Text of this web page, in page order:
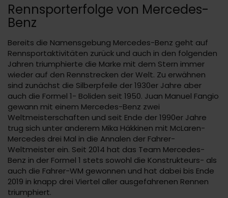
Rennsporterfolge von Mercedes-
Benz
Bereits die Namensgebung Mercedes-Benz geht auf
Rennsportaktivitäten zurück und auch in den folgenden
Jahren triumphierte die Marke mit dem Stern immer
wieder auf den Rennstrecken der Welt. Zu erwähnen
sind zunächst die Silberpfeile der 1930er Jahre aber
auch die Formel 1- Boliden seit 1950. Juan Manuel Fangio
gewann mit einem Mercedes-Benz zwei
Weltmeisterschaften und seit Ende der 1990er Jahre
trug sich unter anderem Mika Häkkinen mit McLaren-
Mercedes drei Mal in die Annalen der Fahrer-
Weltmeister ein. Seit 2014 hat das Team Mercedes-
Benz in der Formel 1 stets sowohl die Konstrukteurs- als
auch die Fahrer-WM gewonnen und hat dabei bis Ende
2019 in knapp drei Viertel aller ausgefahrenen Rennen
triumphiert.